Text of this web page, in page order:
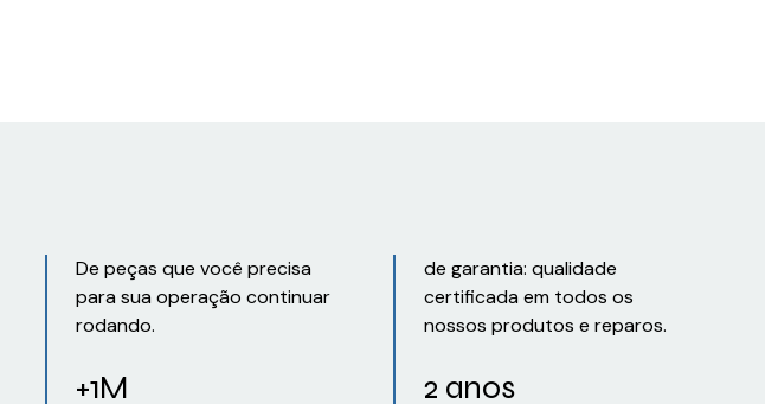
De peças que você precisa
para sua operação continuar
rodando.
+1M
de garantia: qualidade
certificada em todos os
nossos produtos e reparos.
2 anos